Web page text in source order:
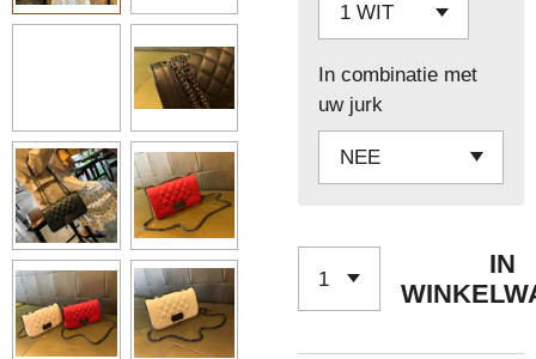
In combinatie met
uw jurk
IN